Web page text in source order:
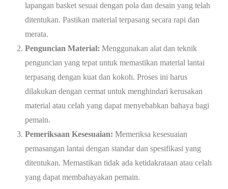
lapangan basket sesuai dengan pola dan desain yang telah
ditentukan. Pastikan material terpasang secara rapi dan
merata.
Penguncian Material: Menggunakan alat dan teknik
penguncian yang tepat untuk memastikan material lantai
terpasang dengan kuat dan kokoh. Proses ini harus
dilakukan dengan cermat untuk menghindari kerusakan
material atau celah yang dapat menyebabkan bahaya bagi
pemain.
Pemeriksaan Kesesuaian: Memeriksa kesesuaian
pemasangan lantai dengan standar dan spesifikasi yang
ditentukan. Memastikan tidak ada ketidakrataan atau celah
yang dapat membahayakan pemain.